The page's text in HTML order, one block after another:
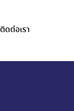
ติดต่อเรา